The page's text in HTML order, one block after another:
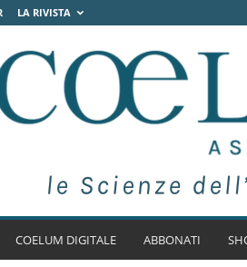
LA RIVISTA
COELUM DIGITALE ABBONATI